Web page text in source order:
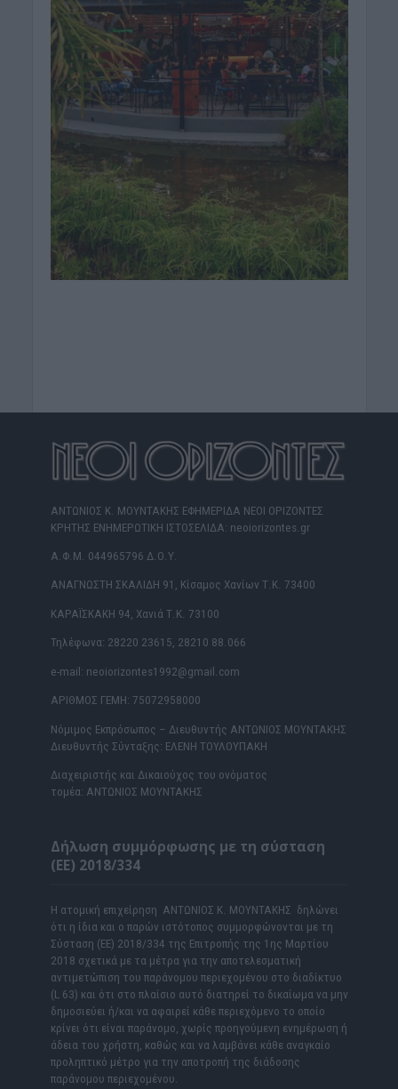
ΑΝΤΩΝΙΟΣ Κ. ΜΟΥΝΤΑΚΗΣ ΕΦΗΜΕΡΙΔΑ ΝΕΟΙ ΟΡΙΖΟΝΤΕΣ
ΚΡΗΤΗΣ ΕΝΗΜΕΡΩΤΙΚΗ ΙΣΤΟΣΕΛΙΔΑ: neoiorizontes.gr
Α.Φ.Μ. 044965796 Δ.Ο.Υ.
ΑΝΑΓΝΩΣΤΗ ΣΚΑΛΙΔΗ 91, Κίσαμος Χανίων Τ.Κ. 73400
ΚΑΡΑΪΣΚΑΚΗ 94, Χανιά Τ.Κ. 73100
Τηλέφωνα: 28220 23615, 28210 88.066
e-mail: neoiorizontes1992@gmail.com
ΑΡΙΘΜΟΣ ΓΕΜΗ: 75072958000
Νόμιμος Εκπρόσωπος – Διευθυντής ΑΝΤΩΝΙΟΣ ΜΟΥΝΤΑΚΗΣ
Διευθυντής Σύνταξης: ΕΛΕΝΗ ΤΟΥΛΟΥΠΑΚΗ
Διαχειριστής και Δικαιούχος του ονόματος
τομέα: ΑΝΤΩΝΙΟΣ ΜΟΥΝΤΑΚΗΣ
Δήλωση συμμόρφωσης με τη σύσταση
(ΕΕ) 2018/334
Η ατομική επιχείρηση ΑΝΤΩΝΙΟΣ Κ. ΜΟΥΝΤΑΚΗΣ δηλώνει
ότι η ίδια και ο παρών ιστότοπος συμμορφώνονται με τη
Σύσταση (ΕΕ) 2018/334 της Επιτροπής της 1ης Μαρτίου
2018 σχετικά με τα μέτρα για την αποτελεσματική
αντιμετώπιση του παράνομου περιεχομένου στο διαδίκτυο
(L 63) και ότι στο πλαίσιο αυτό διατηρεί το δικαίωμα να μην
δημοσιεύει ή/και να αφαιρεί κάθε περιεχόμενο το οποίο
κρίνει ότι είναι παράνομο, χωρίς προηγούμενη ενημέρωση ή
άδεια του χρήστη, καθώς και να λαμβάνει κάθε αναγκαίο
προληπτικό μέτρο για την αποτροπή της διάδοσης
παράνομου περιεχομένου.